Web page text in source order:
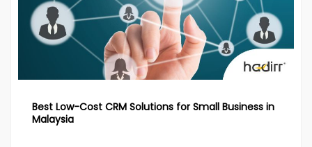
Best Low-Cost CRM Solutions for Small Business in
Malaysia